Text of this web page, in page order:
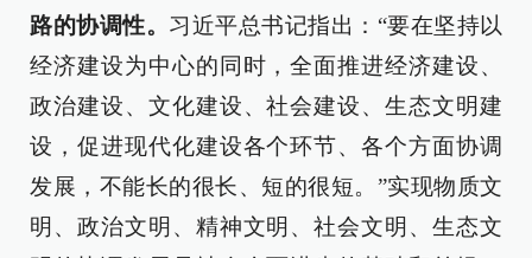
路的协调性。 习近平总书记指出：“要在坚持以
经济建设为中心的同时，全面推进经济建设、
政治建设、文化建设、社会建设、生态文明建
设，促进现代化建设各个环节、各个方面协调
发展，不能长的很长、短的很短。”实现物质文
明、政治文明、精神文明、社会文明、生态文